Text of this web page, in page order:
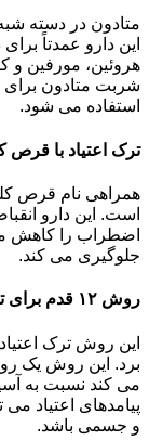
متادون در دسته
این دارو عمدتاً
هروئین، مورفین و
شربت متادون برای
استفاده می شود.
ترک اعتیاد با قرص
همراهی نام قرص
است. این دارو
اضطراب را کاهش
جلوگیری می کند.
روش ۱۲ قدم برای ترک اعتیاد در زرگنده
این روش ترک
برد. این روش یک
می کند نسبت به
پیامدهای اعتیاد
و جسمی باشد.